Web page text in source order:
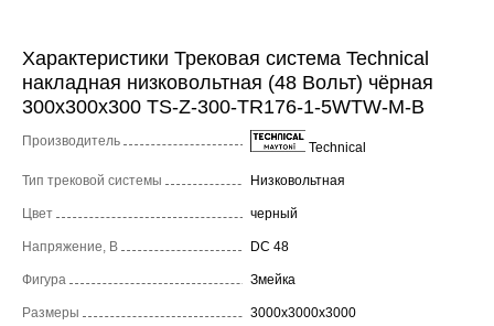
Характеристики Трековая система Technical
накладная низковольтная (48 Вольт) чёрная
300x300x300 TS-Z-300-TR176-1-5WTW-M-B
Производитель Technical
Тип трековой системы Низковольтная
Цвет черный
Напряжение, В DC 48
Фигура Змейка
Размеры 3000x3000x3000